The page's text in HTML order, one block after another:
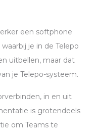
een softphone
je in de Telepo
uitbellen, maar dat
je Telepo-systeem.
in en uit
is grotendeels
om Teams te